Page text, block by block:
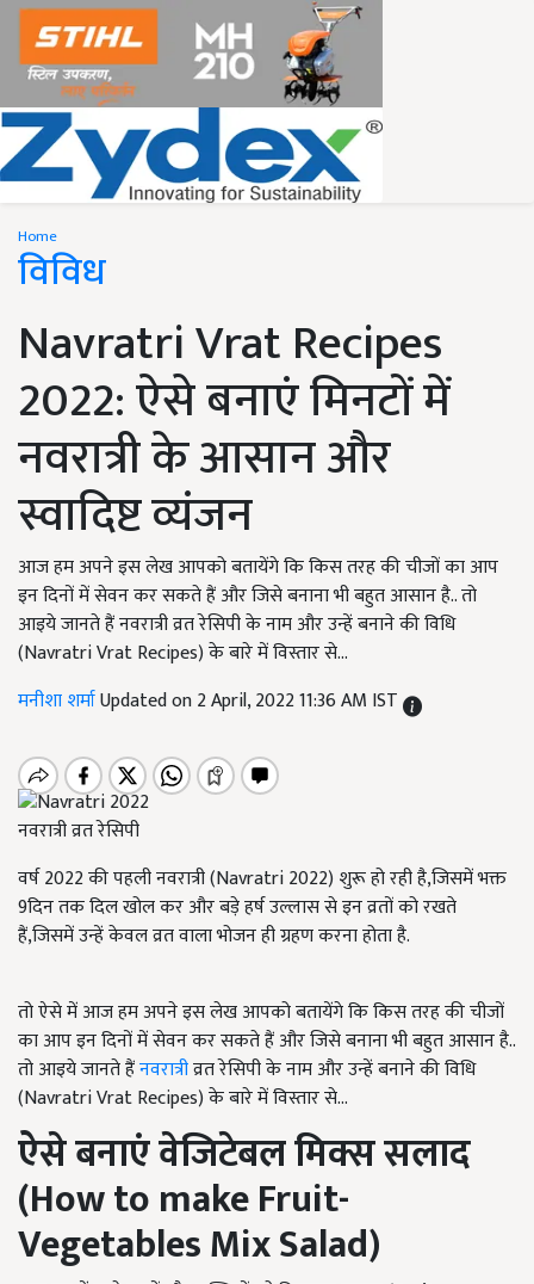
Home
विविध
Navratri Vrat Recipes
2022: ऐसे बनाएं मिनटों में
नवरात्री के आसान और
स्वादिष्ट व्यंजन
आज हम अपने इस लेख आपको बतायेंगे कि किस तरह की चीजों का आप
इन दिनों में सेवन कर सकते हैं और जिसे बनाना भी बहुत आसान है.. तो
आइये जानते हैं नवरात्री व्रत रेसिपी के नाम और उन्हें बनाने की विधि
(Navratri Vrat Recipes) के बारे में विस्तार से...
मनीशा शर्माUpdated on 2 April, 2022 11:36 AM IST
नवरात्री व्रत रेसिपी
वर्ष 2022 की पहली नवरात्री (Navratri 2022) शुरू हो रही है,जिसमें भक्त
9दिन तक दिल खोल कर और बड़े हर्ष उल्लास से इन व्रतों को रखते
हैं,जिसमें उन्हें केवल व्रत वाला भोजन ही ग्रहण करना होता है.
तो ऐसे में आज हम अपने इस लेख आपको बतायेंगे कि किस तरह की चीजों
का आप इन दिनों में सेवन कर सकते हैं और जिसे बनाना भी बहुत आसान है..
तो आइये जानते हैंनवरात्रीव्रत रेसिपी के नाम और उन्हें बनाने की विधि
(Navratri Vrat Recipes) के बारे में विस्तार से...
ऐसे बनाएं वेजिटेबल मिक्स सलाद
(How to make Fruit-
Vegetables Mix Salad)